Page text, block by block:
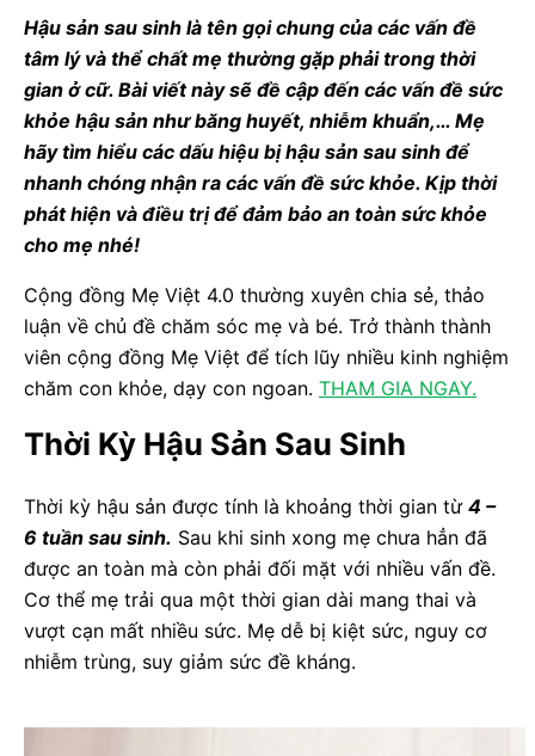
Hậu sản sau sinh là tên gọi chung của các vấn đề
tâm lý và thể chất mẹ thường gặp phải trong thời
gian ở cữ. Bài viết này sẽ đề cập đến các vấn đề sức
khỏe hậu sản như băng huyết, nhiễm khuẩn,… Mẹ
hãy tìm hiểu các dấu hiệu bị hậu sản sau sinh để
nhanh chóng nhận ra các vấn đề sức khỏe. Kịp thời
phát hiện và điều trị để đảm bảo an toàn sức khỏe
cho mẹ nhé!
Cộng đồng Mẹ Việt 4.0 thường xuyên chia sẻ, thảo
luận về chủ đề chăm sóc mẹ và bé. Trở thành thành
viên cộng đồng Mẹ Việt để tích lũy nhiều kinh nghiệm
chăm con khỏe, dạy con ngoan. THAM GIA NGAY.
Thời Kỳ Hậu Sản Sau Sinh
Thời kỳ hậu sản được tính là khoảng thời gian từ 4 –
6 tuần sau sinh. Sau khi sinh xong mẹ chưa hẳn đã
được an toàn mà còn phải đối mặt với nhiều vấn đề.
Cơ thể mẹ trải qua một thời gian dài mang thai và
vượt cạn mất nhiều sức. Mẹ dễ bị kiệt sức, nguy cơ
nhiễm trùng, suy giảm sức đề kháng.